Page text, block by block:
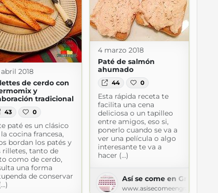
2018
de cerdo con
y
tradicional
43 0
paté es un clásico
cocina francesa,
bordan los patés y
rilletes, tanto de
como de cerdo,
una forma
de conservar
4 marzo 2018
Paté de salmón
ahumado
44 0
Esta rápida receta te
facilita una cena
deliciosa o un tapilleo
entre amigos, eso si,
ponerlo cuando se va a
ver una película o algo
interesante te va a
hacer (...)
Así se come en Granada
www.asisecomeengranada.com